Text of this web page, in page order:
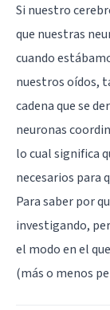
Si nuestro
que nuestras
cuando
nuestros oídos,
cadena que se
neuronas
lo cual significa
necesarios para
Para saber por
investigando,
el modo en el
(más o menos